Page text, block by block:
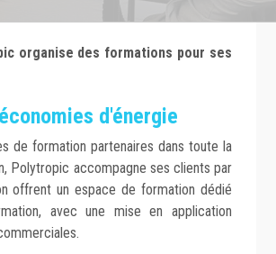
organise des formations pour ses
d'énergie
de formation partenaires dans toute la
Polytropic accompagne ses clients par
offrent un espace de formation dédié
avec une mise en application